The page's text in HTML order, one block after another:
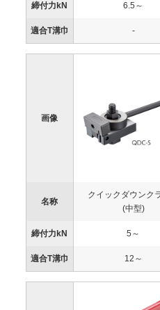
締付力kN 6.5～
適合T溝巾 -
画像
名称
クイックダウンク
(中型)
締付力kN 5～
適合T溝巾 12～